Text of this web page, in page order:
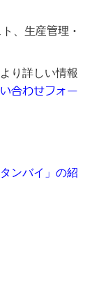
、 生産管理・
り詳しい情報
合わせフォー
ンバイ」の紹